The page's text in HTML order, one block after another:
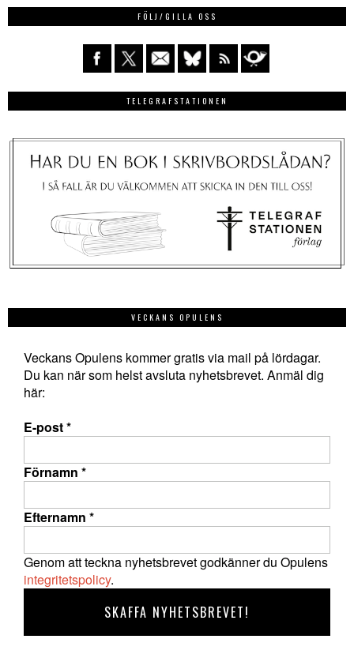
FÖLJ/GILLA OSS
TELEGRAFSTATIONEN
VECKANS OPULENS
Veckans Opulens kommer gratis via mail på lördagar.
Du kan när som helst avsluta nyhetsbrevet. Anmäl dig
här:
E-post*
Förnamn *
Efternamn *
Genom att teckna nyhetsbrevet godkänner du Opulens
integritetspolicy.